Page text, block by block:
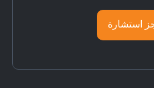
استشارة